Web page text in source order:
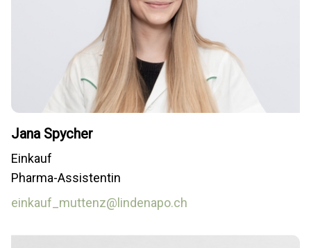
Jana Spycher
Einkauf
Pharma-Assistentin
einkauf_muttenz@lindenapo.ch